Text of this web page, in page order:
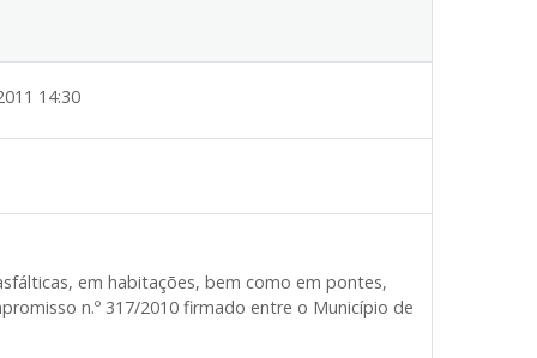
14:30
em habitações, bem como em pontes,
n.º 317/2010 firmado entre o Município de